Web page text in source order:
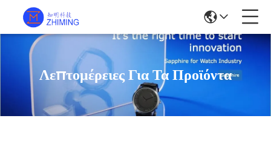
Λεπτομέρειες Για Τα Προϊόντα